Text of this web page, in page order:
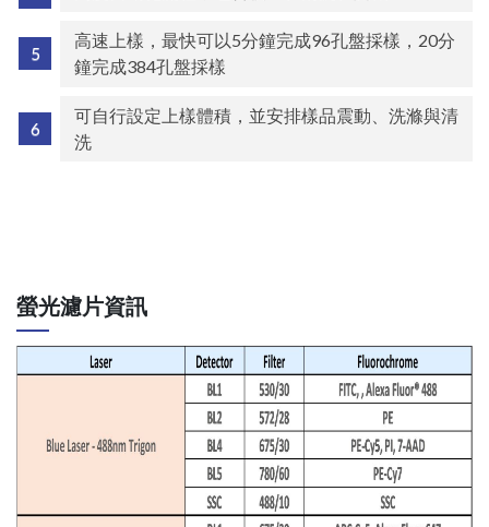
高速上樣，最快可以5分鐘完成96孔盤採樣，20分
鐘完成384孔盤採樣
可自行設定上樣體積，並安排樣品震動、洗滌與清
洗
螢光濾片資訊